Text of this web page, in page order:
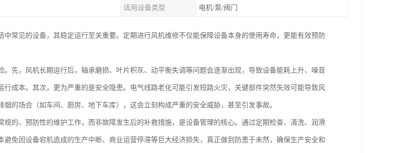
适用设备类型 电机/泵/阀门
中常见的设备，其稳定运行至关重要。定期进行风机维修不仅能保障设备本身的使用寿命，更能有效预防
。先，风机长期运行后，轴承磨损、叶片积灰、动平衡失调等问题会逐渐出现，导致设备能耗上升、噪音
行成本。其次，更为严重的是安全隐患。电气线路老化可能引发短路火灾，关键部件突然失效可能导致风
烟的场合（如车间、厨房、地下车库），这会立刻构成严重的安全威胁，甚至引发事故。
规的、预防性的维护工作，而非故障发生后的补救措施，是设备管理的核心。通过定期检查、清洗、润滑
避免因设备宕机造成的生产中断、商业运营停滞等巨大经济损失，真正做到防患于未然，确保生产安全和